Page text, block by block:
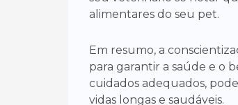
alimentares do seu pet.
Em resumo, a
para garantir a saúde e o
cuidados adequados,
vidas longas e saudáveis.